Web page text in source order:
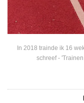
In 2018 trainde ik 16
schreef -